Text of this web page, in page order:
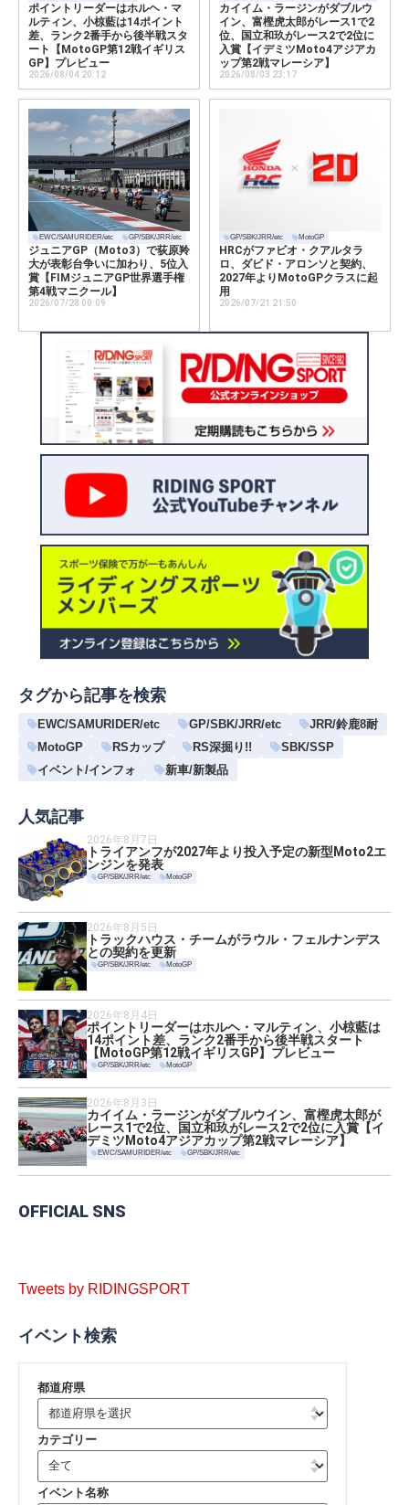
ポイントリーダーはホルヘ・マ
ルティン、小椋藍は14ポイント
差、ランク2番手から後半戦スタ
ート【MotoGP第12戦イギリス
GP】プレビュー
2026/08/04 20:12
カイイム・ラージンがダブルウ
イン、富樫虎太郎がレース1で2
位、国立和玖がレース2で2位に
入賞【イデミツMoto4アジアカ
ップ第2戦マレーシア】
2026/08/03 23:17
EWC/SAMURIDER/etc GP/SBK/JRR/etc
ジュニアGP（Moto3）で荻原羚
大が表彰台争いに加わり、5位入
賞【FIMジュニアGP世界選手権
第4戦マニクール】
2026/07/28 00:09
GP/SBK/JRR/etc MotoGP
HRCがファビオ・クアルタラ
ロ、ダビド・アロンソと契約、
2027年よりMotoGPクラスに起
用
2026/07/21 21:50
タグから記事を検索
EWC/SAMURIDER/etc GP/SBK/JRR/etc
JRR/鈴鹿8耐
MotoGP
RSカップ RS深掘り!!
SBK/SSP
イベント/インフォ
新車/新製品
人気記事
2026年8月7日
トライアンフが2027年より投入予定の新型Moto2エ
ンジンを発表
GP/SBK/JRR/etc MotoGP
2026年8月5日
トラックハウス・チームがラウル・フェルナンデス
との契約を更新
GP/SBK/JRR/etc MotoGP
2026年8月4日
ポイントリーダーはホルヘ・マルティン、小椋藍は
14ポイント差、ランク2番手から後半戦スタート
【MotoGP第12戦イギリスGP】プレビュー
GP/SBK/JRR/etc MotoGP
2026年8月3日
カイイム・ラージンがダブルウイン、富樫虎太郎が
レース1で2位、国立和玖がレース2で2位に入賞【イ
デミツMoto4アジアカップ第2戦マレーシア】
EWC/SAMURIDER/etc GP/SBK/JRR/etc
OFFICIAL SNS
Tweets by RIDINGSPORT
イベント検索
都道府県
カテゴリー
イベント名称